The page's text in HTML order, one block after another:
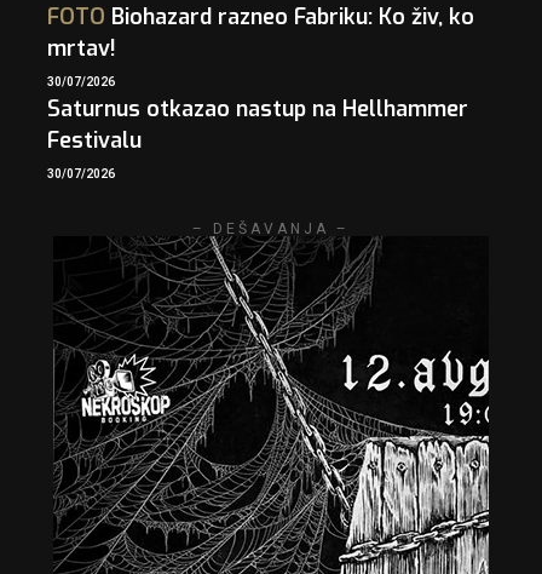
FOTO Biohazard razneo Fabriku: Ko živ, ko
mrtav!
30/07/2026
Saturnus otkazao nastup na Hellhammer
Festivalu
30/07/2026
– DEŠAVANJA –